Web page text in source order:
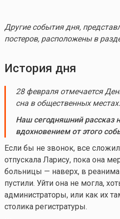
Другие события дня,
постеров, расположены в
История дня
28 февраля отмечается
сна в общественных местах.
Наш сегодняшний рассказ
вдохновением от этого
Если бы не звонок, все
отпускала Ларису, пока она
больницы — наверх, в
пустили. Уйти она не могла,
администраторы, или как их
столика регистратуры.